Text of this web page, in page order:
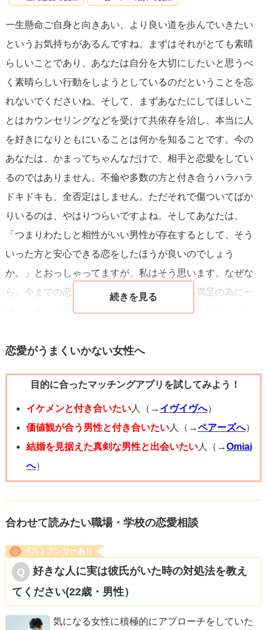
誰からも愛されない、自分は価値のない人間、そう思って
しまう時が私にもありました。
確かに、質問者さまの仰るように、何もかも共感できる方
を見つけるのは心強いです。
しかしそれをするためには、あなた自身が変わる必要があ
ります。
具体的におすすめしたいのは、例えば今年のうちにしたい
ことを50個書き出してみてください。
『カフェに行く』『花を買う』『本を読む』とか、なんで
もいいんです。
そういう、小さな目標や夢を持つことで、あなたの人生は
今より意味を持ち、あなた自身をより大切に生きられるよ
うになります。
その小さな目標たちはあなたがあなたを満たすことだけで
叶います。つまり、誰の力も借りず、あなたを幸せな気持
気分が乗らなくても、やってみてください。
私は、やりたいことリストを作ってから人生に前向きにな
り、今の旦那さんと出会いました。
今までの私のダメなところも全部含めて愛してくれる人で
す。
っと大丈夫ですよ。
一生懸命ご自身と向きあい、より良い道を歩んでいきたい
というお気持ちがあるんですね。まずはそれがとても素晴
らしいことであり、あなたは自分を大切にしたいと思うべ
く素晴らしい行動をしようとしているのだということを忘
れないでくださいね。そして、まずあなたにしてほしいこ
とはカウンセリングなどを受けて共依存を治し、本当に人
を好きになりともにいることは何かを知ることです。今の
あなたは、かまってちゃんなだけで、相手と恋愛をしてい
るのではありません。不倫や多数の方と付き合うハラハラ
ドキドキも、全否定はしません。ただそれで傷ついてばか
りいるのは、やはりつらいですよね。そしてあなたは、
「つまりわたしと相性がいい男性が存在するとして、そう
いった方と安心できる恋をしたほうが良いのでしょう
か。」とおっしゃってますが、私はそう思います。なぜな
ら、今までの恋はあなたと彼がお互いの自己満足の為に一
緒にいるだけで、それがなくなったりドキドキがなくなれ
きる関係ではありません。ハラハラドキドキはできます
ェットコースター的な感じですかね。そしてあまり言うべ
きではないかもしれませんが、女性は比較的若いうちはそ
ういった出会いが多いかもしれませんが、歳をとっていく
うちに見向きされなくなります。なんだかんだ男性は、そ
ういった欲求的な関係では若い女性を好む傾向でしょう。
そして、30代後半から40代でそんな関係を続けている女性
は、はっきり言ってあまり良い目では見られません。厳し
くてごめんなさい。でも今ならあなたはまだやり直せま
成長するためには、その一人の時間を楽しむことです。旅
行に行ったり、趣味の習い事をしたりジムなどでスポーツ
をしたり、です。その中で出会える方こそ相性が良くお互
いを尊重し合え、本当に心を満たしてくれる方となること
恋愛がうまくいかない女性へ
目的に合ったマッチングアプリを試してみよう！
イケメンと付き合いたい人（→ イヴイヴへ）
価値観が合う男性と付き合いたい人（→ペアーズへ）
結婚を見据えた真剣な男性と出会いたい人（→Omiai
へ）
合わせて読みたい職場・学校の恋愛相談
ベストアンサーあり
好きな人に実は彼氏がいた時の対処法を教え
てください(22歳・男性）
気になる女性に積極的にアプローチをしていた